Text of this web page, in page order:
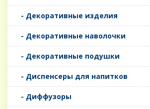
- Декоративные изделия
- Декоративные наволочки
- Декоративные подушки
- Диспенсеры для напитков
- Диффузоры